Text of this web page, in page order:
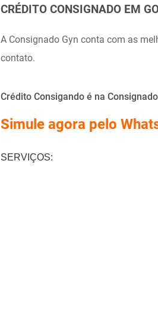
CRÉDITO CONSIGNADO EM
A Consignado Gyn conta com as
contato.
Crédito Consigando é na
Simule agora pelo
SERVIÇOS: